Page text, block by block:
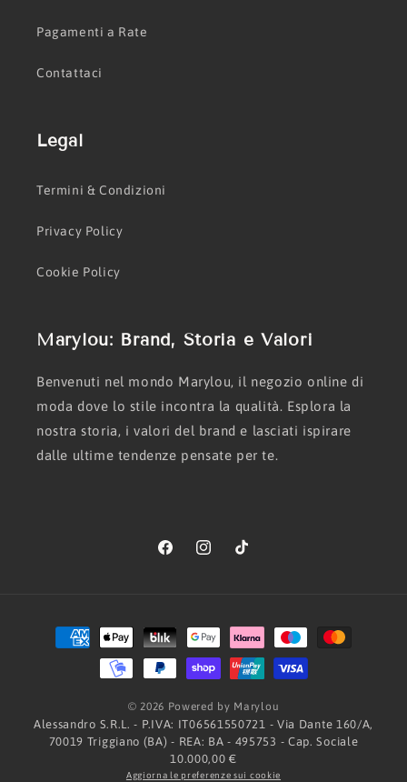
Pagamenti a Rate
Contattaci
Legal
Termini & Condizioni
Privacy Policy
Cookie Policy
Marylou: Brand, Storia e Valori
Benvenuti nel mondo Marylou, il negozio online di
moda dove lo stile incontra la qualità. Esplora la
nostra storia, i valori del brand e lasciati ispirare
dalle ultime tendenze pensate per te.
FacebookInstagramTikTok
Metodi
di
pagamento
© 2026 Powered by Marylou
Alessandro S.R.L. - P.IVA: IT06561550721 - Via Dante 160/A,
70019 Triggiano (BA) - REA: BA - 495753 - Cap. Sociale
10.000,00 €
Aggiorna le preferenze sui cookie